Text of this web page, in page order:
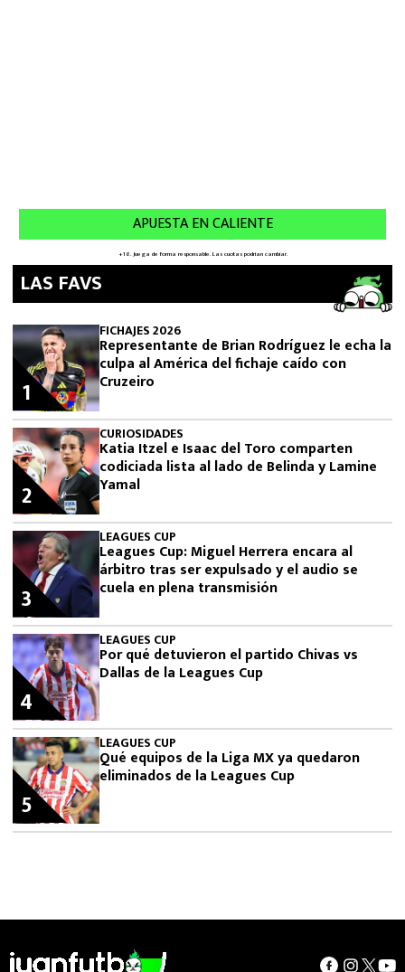
LAS FAVS
FICHAJES 2026
Representante de Brian Rodríguez le echa la
culpa al América del fichaje caído con
Cruzeiro
1
CURIOSIDADES
Katia Itzel e Isaac del Toro comparten
codiciada lista al lado de Belinda y Lamine
Yamal
2
LEAGUES CUP
Leagues Cup: Miguel Herrera encara al
árbitro tras ser expulsado y el audio se
cuela en plena transmisión
3
LEAGUES CUP
Por qué detuvieron el partido Chivas vs
Dallas de la Leagues Cup
4
LEAGUES CUP
Qué equipos de la Liga MX ya quedaron
eliminados de la Leagues Cup
5